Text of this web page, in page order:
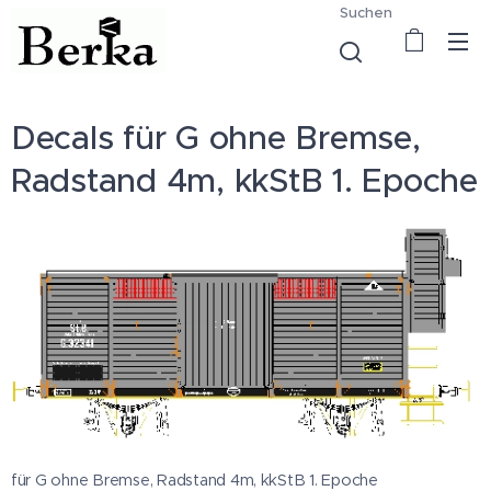
Suchen
Decals für G ohne Bremse,
Radstand 4m, kkStB 1. Epoche
für G ohne Bremse, Radstand 4m, kkStB 1. Epoche